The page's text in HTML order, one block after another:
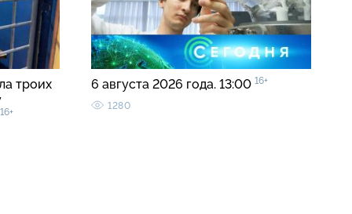
троих
16+
6 августа 2026 года. 13:00 16+
1280